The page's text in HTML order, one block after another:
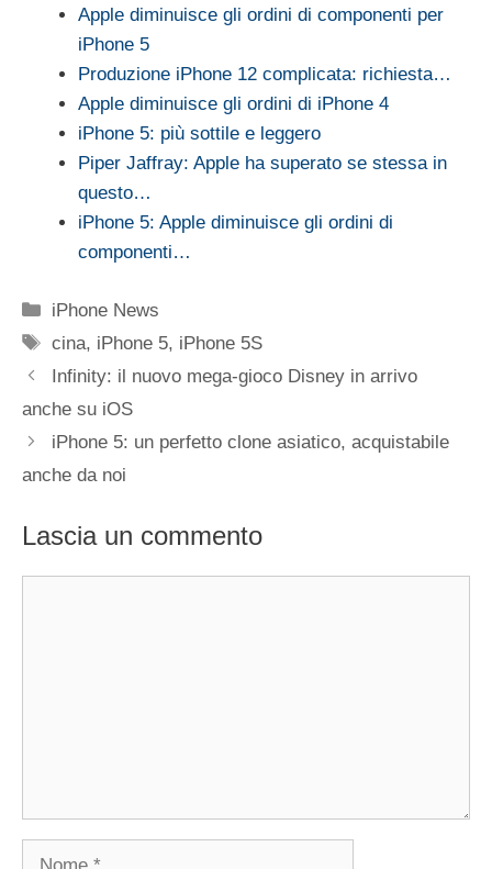
Apple diminuisce gli ordini di componenti per
iPhone 5
Produzione iPhone 12 complicata: richiesta…
Apple diminuisce gli ordini di iPhone 4
iPhone 5: più sottile e leggero
Piper Jaffray: Apple ha superato se stessa in
questo…
iPhone 5: Apple diminuisce gli ordini di
componenti…
Categorie
iPhone News
Tag
cina, iPhone 5, iPhone 5S
Infinity: il nuovo mega-gioco Disney in arrivo
anche su iOS
iPhone 5: un perfetto clone asiatico, acquistabile
anche da noi
Lascia un commento